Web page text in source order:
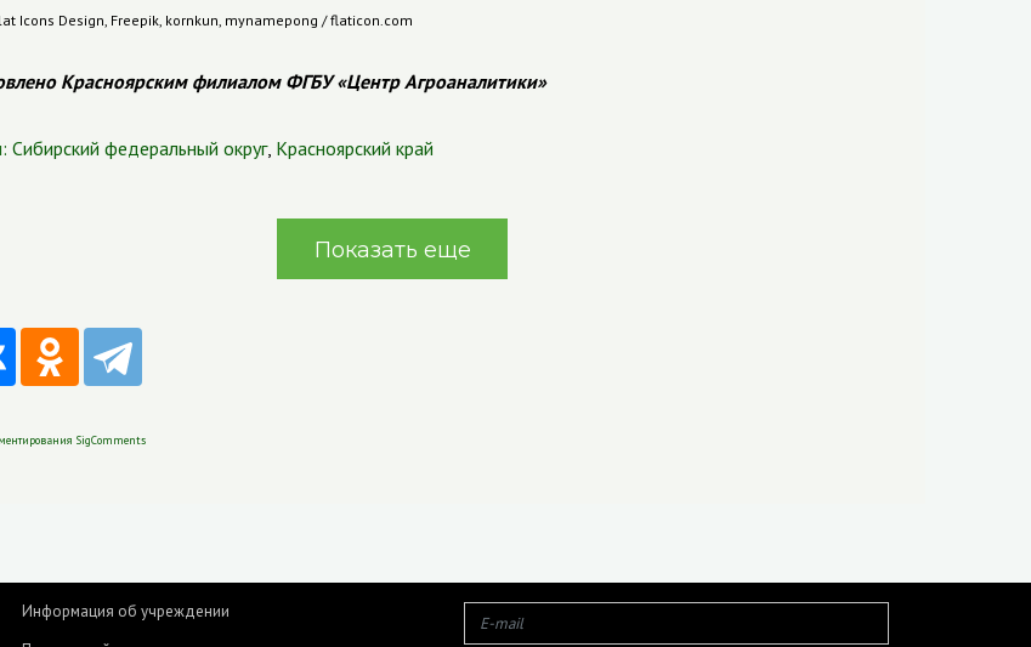
Icons Design, Freepik, kornkun, mynamepong / flaticon.com
Красноярским филиалом ФГБУ «Центр Агроаналитики»
Сибирский федеральный округ, Красноярский край
Показать еще
SigComments
Информация об учреждении